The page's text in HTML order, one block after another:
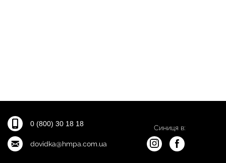
0 (800) 30 18 18
dovidka@hmpa.com.ua
Синиця в: